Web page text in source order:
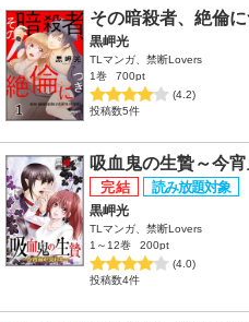
その暗殺者、絶倫に
黒岬光
TLマンガ、禁断Lovers
1巻
700pt
(4.2)
投稿数5件
吸血鬼の生贄～今
黒岬光
TLマンガ、禁断Lovers
1～12巻
200pt
(4.0)
投稿数4件